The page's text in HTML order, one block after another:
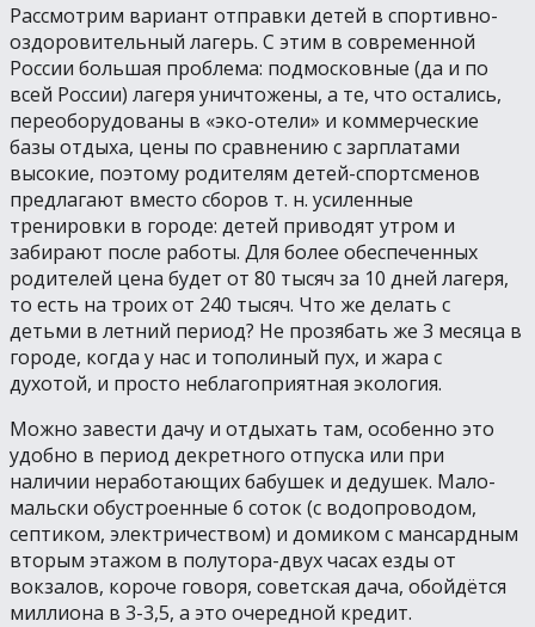
Рассмотрим вариант отправки детей в спортивно-
оздоровительный лагерь. С этим в современной
России большая проблема: подмосковные (да и по
всей России) лагеря уничтожены, а те, что остались,
переоборудованы в «эко-отели» и коммерческие
базы отдыха, цены по сравнению с зарплатами
высокие, поэтому родителям детей-спортсменов
предлагают вместо сборов т. н. усиленные
тренировки в городе: детей приводят утром и
забирают после работы. Для более обеспеченных
родителей цена будет от 80 тысяч за 10 дней лагеря,
то есть на троих от 240 тысяч. Что же делать с
детьми в летний период? Не прозябать же 3 месяца в
городе, когда у нас и тополиный пух, и жара с
духотой, и просто неблагоприятная экология.
Можно завести дачу и отдыхать там, особенно это
удобно в период декретного отпуска или при
наличии неработающих бабушек и дедушек. Мало-
мальски обустроенные 6 соток (с водопроводом,
септиком, электричеством) и домиком с мансардным
вторым этажом в полутора-двух часах езды от
вокзалов, короче говоря, советская дача, обойдётся
миллиона в 3-3,5, а это очередной кредит.